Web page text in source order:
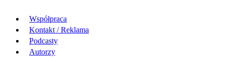
Współpraca
Kontakt / Reklama
Podcasty
Autorzy